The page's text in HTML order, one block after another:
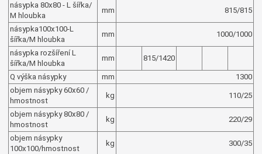
násypka 80x80 - L šířka/
M hloubka
mm 815/815
násypka100x100-L
šířka/M hloubka
mm 1000/1000
násypka rozšíření L
šířka/M hloubka
mm 815/1420
Q výška násypky mm
1300
objem násypky 60x60 /
hmostnost
kg 110/25
objem násypky 80x80 /
hmostnost
kg 220/29
objem násypky
100x100/hmostnost
kg 300/35